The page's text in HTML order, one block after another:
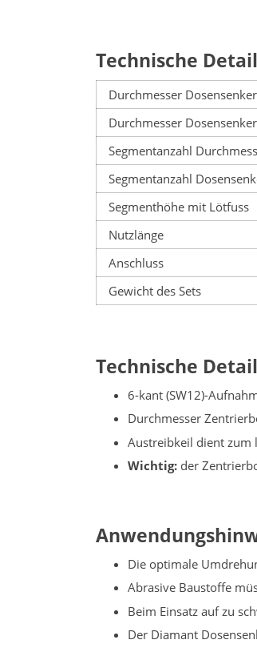
Technische
Durchmesser
Durchmesser
Segmentanzahl
Segmentanzahl
Segmenthöhe mit Lötfuss
Nutzlänge
Anschluss
Gewicht des Sets
Technische
6-kant (SW12)-
Durchmesser
Austreibkeil dient zum
Wichtig: der
Die optimale
Abrasive Baustoffe
Beim Einsatz auf zu
Der Diamant